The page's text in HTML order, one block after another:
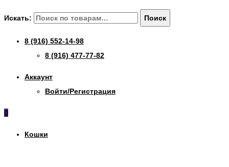
Искать: Поиск
8 (916) 552-14-98
8 (916) 477-77-82
Аккаунт
Войти/Регистрация
0
Кошки